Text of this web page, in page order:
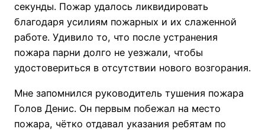
секунды. Пожар удалось ликвидировать
благодаря усилиям пожарных и их слаженной
работе. Удивило то, что после устранения
пожара парни долго не уезжали, чтобы
удостовериться в отсутствии нового возгорания.
Мне запомнился руководитель тушения пожара
Голов Денис. Он первым побежал на место
пожара, чётко отдавал указания ребятам по